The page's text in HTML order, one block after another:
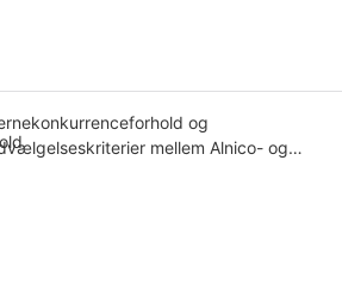
og
mellem Alnico- og